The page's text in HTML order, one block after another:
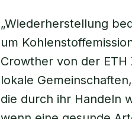
„Wiederherstellung
um
Crowther von der
lokale
die durch ihr Handeln